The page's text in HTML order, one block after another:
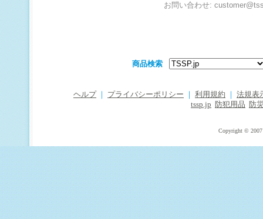
お問い合わせ:
商品検索
ヘルプ プライバシーポリシー 利用規約
法規表
tssp.jp
防犯用品 防
Copyright © 2007